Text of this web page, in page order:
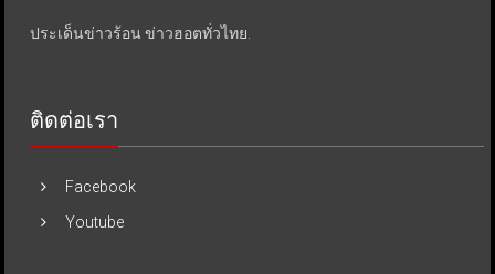
ประเด็นข่าวร้อน ข่าวฮอตทั่วไทย.
ติดต่อเรา
Facebook
Youtube